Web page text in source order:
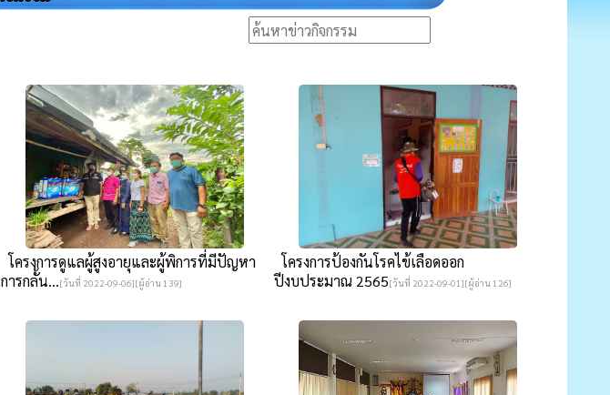
โครงการดูแลผู้สูงอายุและผู้พิการที่มีปัญหา
การกลั้น...[วันที่ 2022-09-06][ผู้อ่าน 139]
โครงการป้องกันโรคไข้เลือดออก
ปีงบประมาณ 2565[วันที่ 2022-09-01][ผู้อ่าน 126]